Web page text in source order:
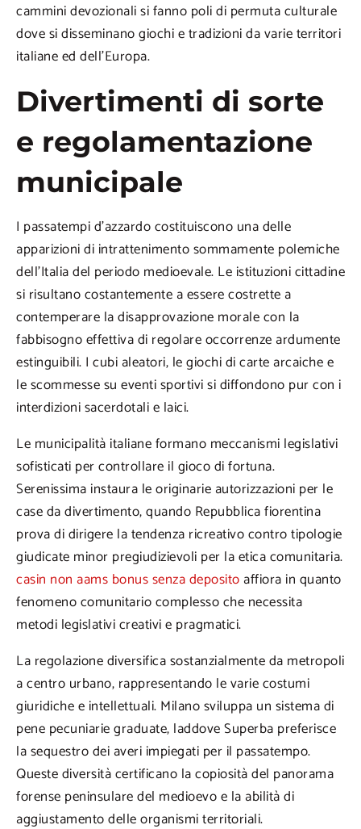
cammini devozionali si fanno poli di permuta culturale
dove si disseminano giochi e tradizioni da varie territori
italiane ed dell’Europa.
Divertimenti di sorte
e regolamentazione
municipale
I passatempi d’azzardo costituiscono una delle
apparizioni di intrattenimento sommamente polemiche
dell’Italia del periodo medioevale. Le istituzioni cittadine
si risultano costantemente a essere costrette a
contemperare la disapprovazione morale con la
fabbisogno effettiva di regolare occorrenze ardumente
estinguibili. I cubi aleatori, le giochi di carte arcaiche e
le scommesse su eventi sportivi si diffondono pur con i
interdizioni sacerdotali e laici.
Le municipalità italiane formano meccanismi legislativi
sofisticati per controllare il gioco di fortuna.
Serenissima instaura le originarie autorizzazioni per le
case da divertimento, quando Repubblica fiorentina
prova di dirigere la tendenza ricreativo contro tipologie
giudicate minor pregiudizievoli per la etica comunitaria.
casin non aams bonus senza depositoaffiora in quanto
fenomeno comunitario complesso che necessita
metodi legislativi creativi e pragmatici.
La regolazione diversifica sostanzialmente da metropoli
a centro urbano, rappresentando le varie costumi
giuridiche e intellettuali. Milano sviluppa un sistema di
pene pecuniarie graduate, laddove Superba preferisce
la sequestro dei averi impiegati per il passatempo.
Queste diversità certificano la copiosità del panorama
forense peninsulare del medioevo e la abilità di
aggiustamento delle organismi territoriali.